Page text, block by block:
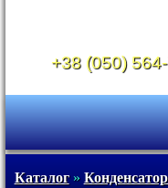
+38 (050)
Каталог»